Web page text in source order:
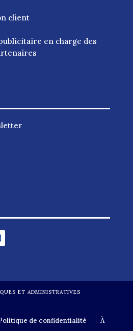
client
en charge des
ET ADMINISTRATIVES
de confidentialité
À